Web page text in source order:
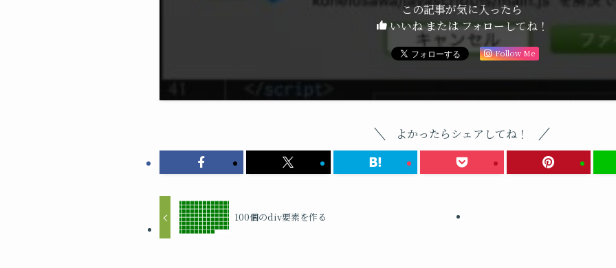
この記事が気に入ったら
いいね または フォローしてね！
Follow Me
よかったらシェアしてね！
100個のdiv要素を作る